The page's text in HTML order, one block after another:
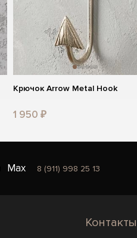
Крючок Arrow Metal Hook
1 950 ₽
Max 8 (911) 998 25 13
Контакты